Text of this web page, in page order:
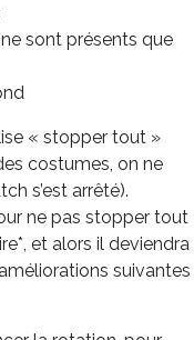
sont présents que
« stopper tout »
costumes, on ne
s’est arrêté).
ne pas stopper tout
et alors il deviendra
suivantes